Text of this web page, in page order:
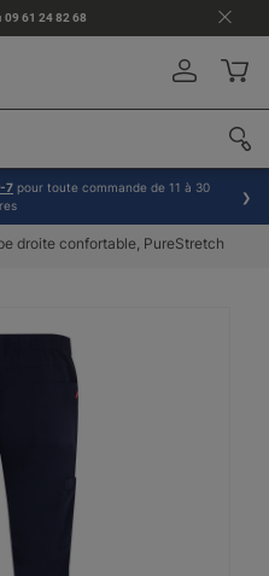
09 61 24 82 68
7 pour toute commande de 11 à 30
droite confortable, PureStretch